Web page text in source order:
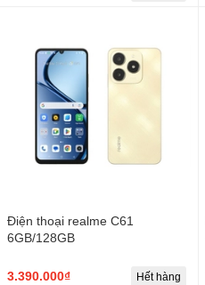
Điện thoại realme C61
6GB/128GB
3.390.000₫ Hết hàng